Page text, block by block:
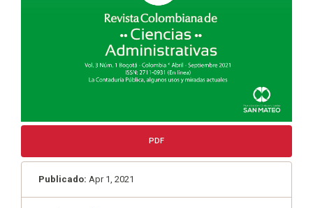
PDF
Publicado: Apr 1, 2021